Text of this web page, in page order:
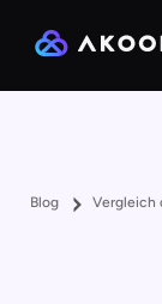
Blog Vergleich